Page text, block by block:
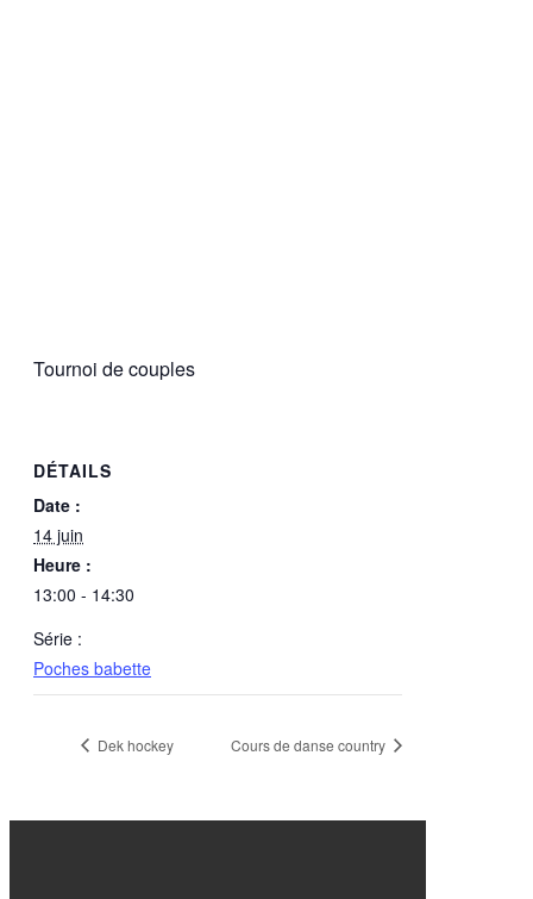
Tournoi de couples
DÉTAILS
Date :
14 juin
Heure :
13:00 - 14:30
Série :
Poches babette
Dek hockey Cours de danse country